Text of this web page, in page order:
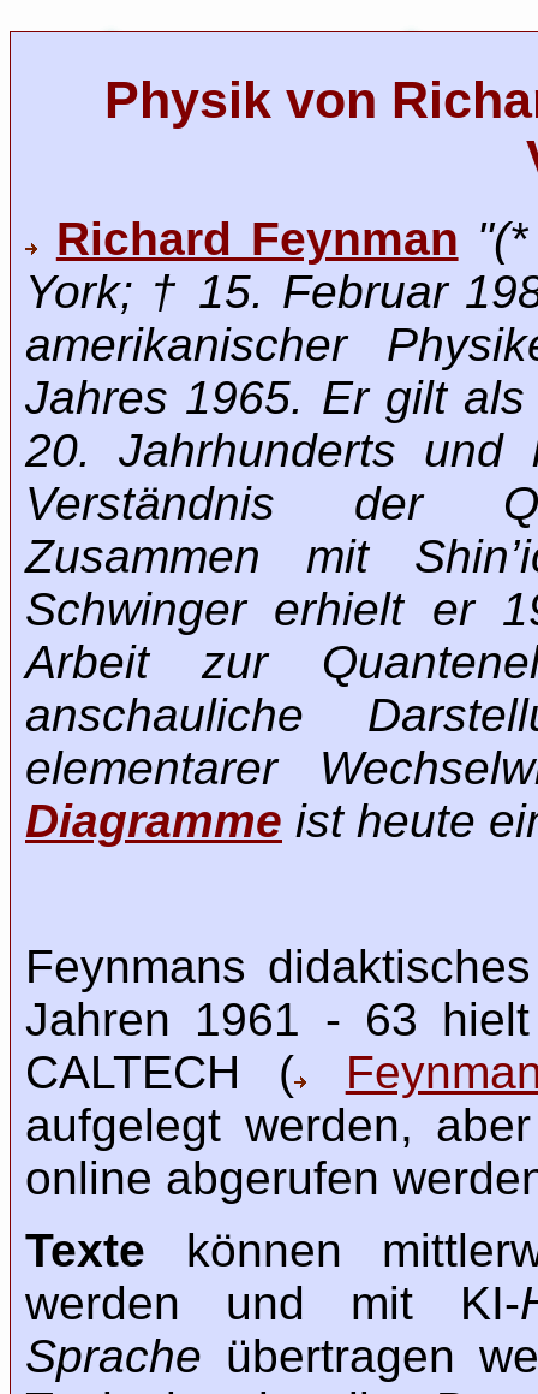
Physik von
Richard Feynman
York; † 15. Februar
amerikanischer
Jahres 1965. Er gilt
20. Jahrhunderts und
Verständnis der
Zusammen mit
Schwinger erhielt er
Arbeit zur
anschauliche
elementarer
Diagramme ist heute
Feynmans
Jahren 1961 - 63
CALTECH (
aufgelegt werden,
online abgerufen
Texte können
werden und mit KI-
Sprache übertragen